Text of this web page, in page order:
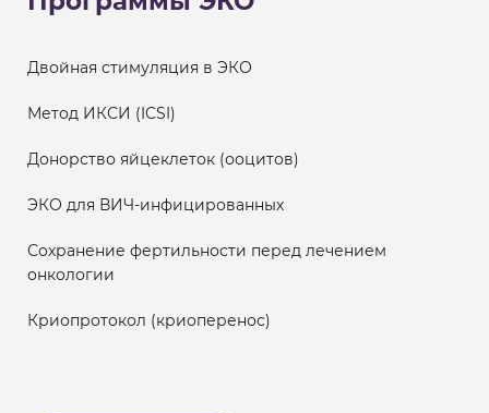
Двойная стимуляция в ЭКО
Метод ИКСИ (ICSI)
Донорство яйцеклеток (ооцитов)
ЭКО для ВИЧ-инфицированных
Сохранение фертильности перед лечением
онкологии
Криопротокол (криоперенос)